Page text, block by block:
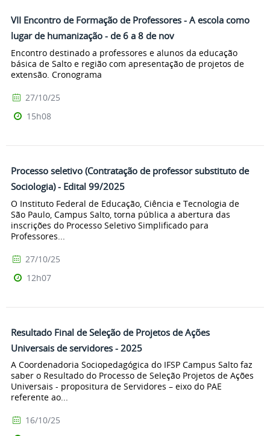
VII Encontro de Formação de Professores - A escola como
lugar de humanização - de 6 a 8 de nov
Encontro destinado a professores e alunos da educação
básica de Salto e região com apresentação de projetos de
extensão. Cronograma
27/10/25
15h08
Processo seletivo (Contratação de professor substituto de
Sociologia) - Edital 99/2025
O Instituto Federal de Educação, Ciência e Tecnologia de
São Paulo, Campus Salto, torna pública a abertura das
inscrições do Processo Seletivo Simplificado para
Professores...
27/10/25
12h07
Resultado Final de Seleção de Projetos de Ações
Universais de servidores - 2025
A Coordenadoria Sociopedagógica do IFSP Campus Salto faz
saber o Resultado do Processo de Seleção Projetos de Ações
Universais - propositura de Servidores – eixo do PAE
referente ao...
16/10/25